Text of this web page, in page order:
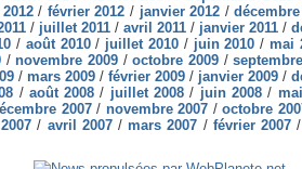
/ février 2012 / janvier 2012 /décembre
/ juillet 2011 / avril 2011 / janvier 2011 /
/ août 2010/ juillet 2010/ juin 2010 / mai
/novembre 2009/octobre 2009 /
/ mars 2009 / février 2009 / janvier 2009 /
/ août 2008 / juillet 2008 / juin 2008 /
2007/ novembre 2007 / octobre
/ avril 2007/mars 2007 / février 2007/